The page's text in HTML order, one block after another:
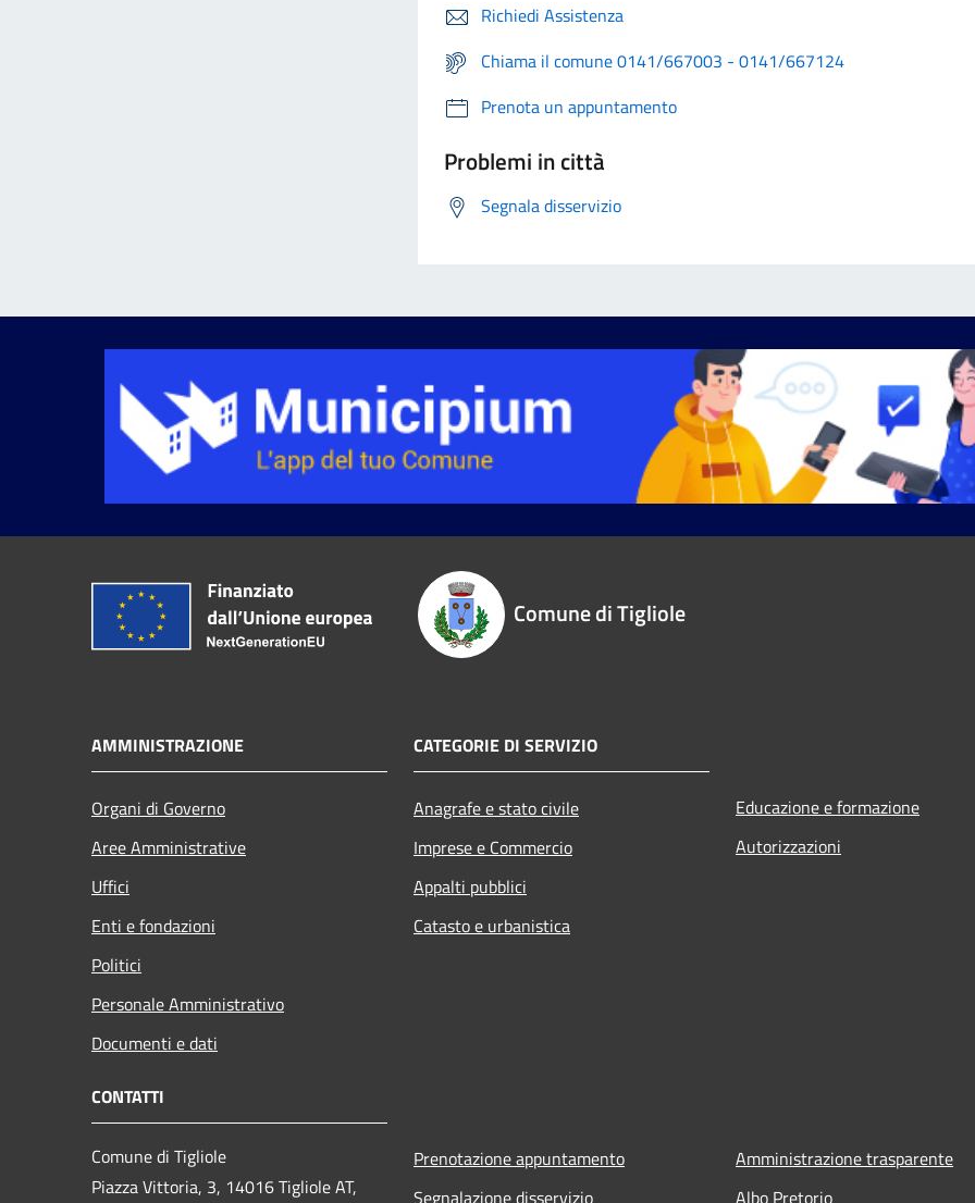
Richiedi Assistenza
Chiama il comune 0141/667003 - 0141/667124
Prenota un appuntamento
Problemi in città
Segnala disservizio
Comune di Tigliole
AMMINISTRAZIONE
Organi di Governo
Aree Amministrative
Uffici
Enti e fondazioni
Politici
Personale Amministrativo
Documenti e dati
CATEGORIE DI SERVIZIO
Anagrafe e stato civile
Imprese e Commercio
Appalti pubblici
Catasto e urbanistica
Educazione e formazione
Autorizzazioni
CONTATTI
Comune di Tigliole
Piazza Vittoria, 3, 14016 Tigliole AT,
Prenotazione appuntamento
Segnalazione disservizio
Amministrazione trasparente
Albo Pretorio